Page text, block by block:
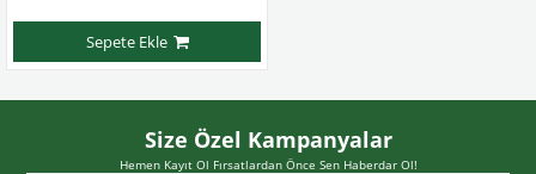
Sepete Ekle
Size Özel Kampanyalar
Hemen Kayıt Ol Fırsatlardan Önce Sen Haberdar Ol!